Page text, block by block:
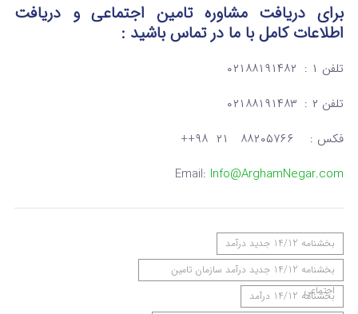
برای دریافت مشاوره تامین اجتماعی و دریافت
اطلاعات کاملبا ما در تماسباشید :
تلفن ۱ : ۰۲۱۸۸۱۹۱۴۸۲
تلفن ۲ : ۰۲۱۸۸۱۹۱۴۸۳
فکس : ۸۸۲۰۵۷۶۶ ۲۱ ۹۸++
Email: Info@ArghamNegar.com
بخشنامه 14/12 جدید درآمد
بخشنامه 14/12 جدید درآمد سازمان تامین
اجتماعی
بخشنامه 14/12 درآمد